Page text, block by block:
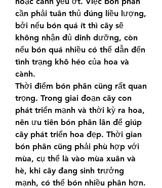
cần phải tuân thủ đúng liều lượng,
bởi nếu bón quá ít thì cây sẽ
không nhận đủ dinh dưỡng, còn
nếu bón quá nhiều có thể dẫn đến
tình trạng khô héo của hoa và
cành.
Thời điểm bón phân cũng rất quan
trọng. Trong giai đoạn cây con
phát triển mạnh và thời kỳ ra hoa,
nên ưu tiên bón phân lân để giúp
cây phát triển hoa đẹp. Thời gian
bón phân cũng phải phù hợp với
mùa, cụ thể là vào mùa xuân và
hè, khi cây đang sinh trưởng
mạnh, có thể bón nhiều phân hơn.